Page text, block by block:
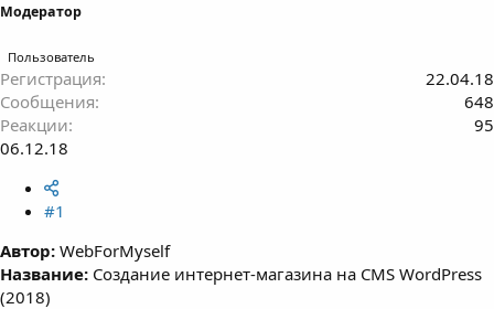
Модератор
Пользователь
Регистрация
22.04.18
Сообщения
648
Реакции
95
06.12.18
#1
Автор: WebForMyself
Название: Создание интернет-магазина на CMS WordPress
(2018)